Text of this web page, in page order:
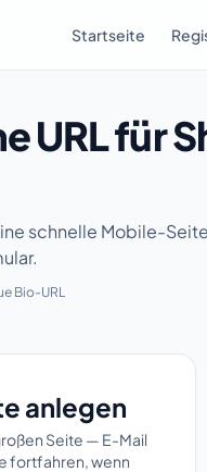
Startseite
URL für
schnelle Mobile-
Bio-URL
anlegen
Seite — E-Mail
fortfahren, wenn